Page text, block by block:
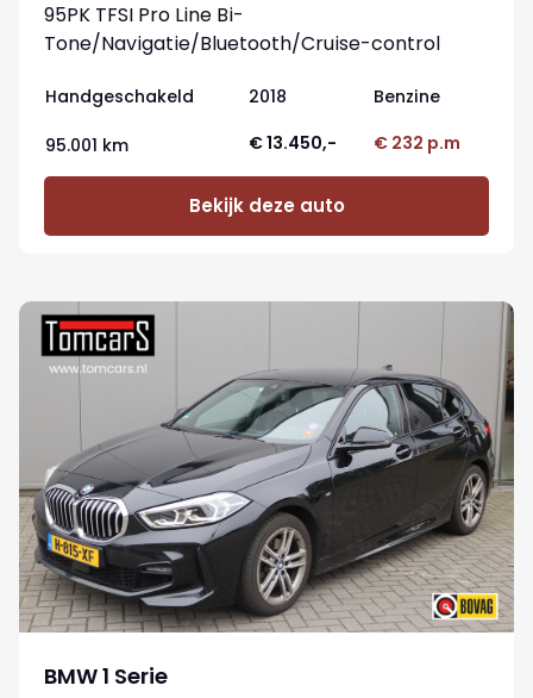
95PK TFSI Pro Line Bi-
Tone/Navigatie/Bluetooth/Cruise-control
Handgeschakeld 2018 Benzine
95.001 km € 13.450,- € 232 p.m
Bekijk deze auto
BMW 1 Serie